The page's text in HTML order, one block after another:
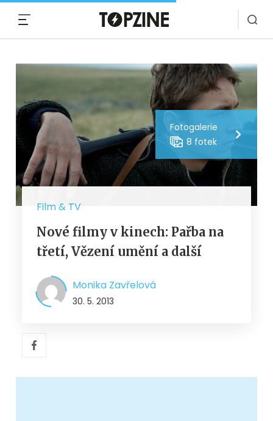
Fotogalerie
8 fotek
Film & TV
Nové filmy v kinech: Pařba na
třetí, Vězení umění a další
Monika Zavřelová
30. 5. 2013